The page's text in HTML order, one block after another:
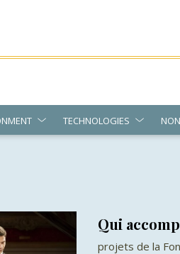
TECHNOLOGIES
Qui
projets de la